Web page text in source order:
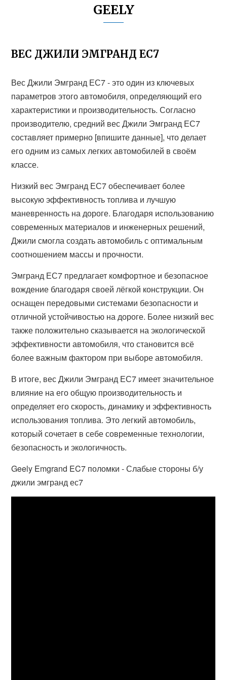
GEELY
ВЕС ДЖИЛИ ЭМГРАНД ЕС7
Вес Джили Эмгранд ЕС7 - это один из ключевых
параметров этого автомобиля, определяющий его
характеристики и производительность. Согласно
производителю, средний вес Джили Эмгранд ЕС7
составляет примерно [впишите данные], что делает
его одним из самых легких автомобилей в своём
классе.
Низкий вес Эмгранд ЕС7 обеспечивает более
высокую эффективность топлива и лучшую
маневренность на дороге. Благодаря использованию
современных материалов и инженерных решений,
Джили смогла создать автомобиль с оптимальным
соотношением массы и прочности.
Эмгранд ЕС7 предлагает комфортное и безопасное
вождение благодаря своей лёгкой конструкции. Он
оснащен передовыми системами безопасности и
отличной устойчивостью на дороге. Более низкий вес
также положительно сказывается на экологической
эффективности автомобиля, что становится всё
более важным фактором при выборе автомобиля.
В итоге, вес Джили Эмгранд ЕС7 имеет значительное
влияние на его общую производительность и
определяет его скорость, динамику и эффективность
использования топлива. Это легкий автомобиль,
который сочетает в себе современные технологии,
безопасность и экологичность.
Geely Emgrand EC7 поломки - Слабые стороны б/у
джили эмгранд ес7